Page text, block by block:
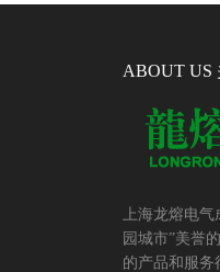
ABOUT US
上海龙熔电气
园城市”美誉
的产品和服务